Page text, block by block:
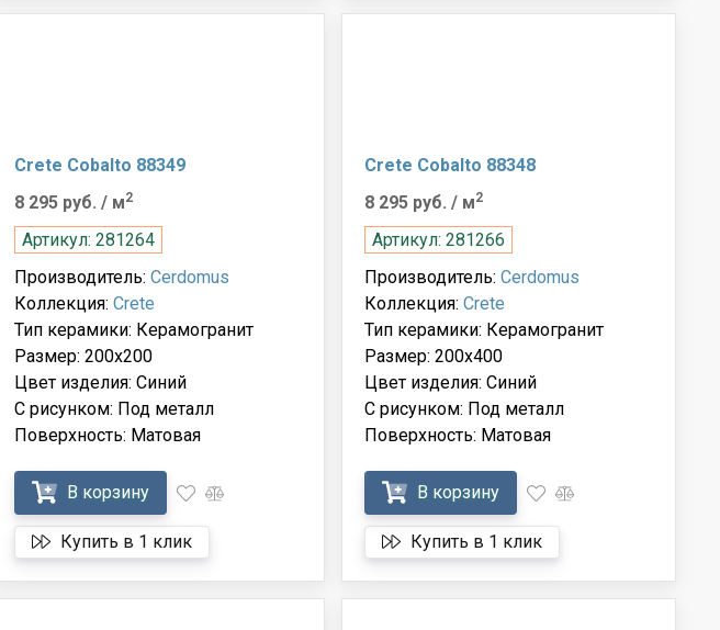
Crete Cobalto 88349
8 295 руб. / м2
Артикул: 281264
Производитель: Cerdomus
Коллекция: Crete
Тип керамики: Керамогранит
Размер: 200x200
Цвет изделия: Синий
С рисунком: Под металл
Поверхность: Матовая
В корзину
Купить в 1 клик
Crete Cobalto 88348
8 295 руб./ м2
Артикул: 281266
Производитель:Cerdomus
Коллекция:Crete
Тип керамики: Керамогранит
Размер: 200x400
Цвет изделия: Синий
С рисунком: Под металл
Поверхность: Матовая
В корзину
Купить в 1 клик